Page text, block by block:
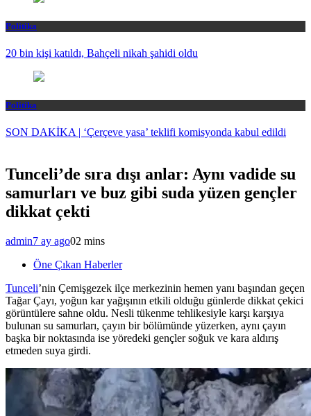
Politika
20 bin kişi katıldı, Bahçeli nikah şahidi oldu
Politika
SON DAKİKA | ‘Çerçeve yasa’ teklifi komisyonda kabul edildi
Tunceli’de sıra dışı anlar: Aynı vadide su
samurları ve buz gibi suda yüzen gençler
dikkat çekti
admin7 ay ago02 mins
Öne Çıkan Haberler
Tunceli’nin Çemişgezek ilçe merkezinin hemen yanı başından geçen
Tağar Çayı, yoğun kar yağışının etkili olduğu günlerde dikkat çekici
görüntülere sahne oldu. Nesli tükenme tehlikesiyle karşı karşıya
bulunan su samurları, çayın bir bölümünde yüzerken, aynı çayın
başka bir noktasında ise yöredeki gençler soğuk ve kara aldırış
etmeden suya girdi.